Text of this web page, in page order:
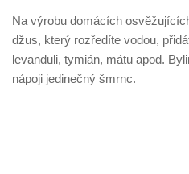
Na výrobu domácích
džus, který rozředíte vodou,
levanduli, tymián, mátu apod.
nápoji jedinečný šmrnc.